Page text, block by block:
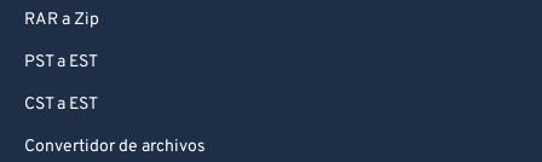
RAR a Zip
PST a EST
CST a EST
Convertidor de archivos